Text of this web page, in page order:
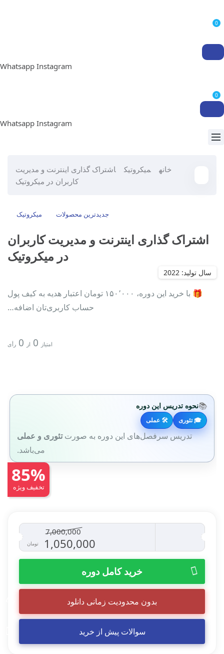
0
Whatsapp Instagram
0
Whatsapp Instagram
خانه میکروتیک
اشتراک گذاری اینترنت و مدیریت
کاربران در میکروتیک
جدیدترین محصولات میکروتیک
اشتراک گذاری اینترنت و مدیریت کاربران
در میکروتیک
🎁 با خرید این دوره، ۱۵۰٬۰۰۰ تومان اعتبار هدیه به کیف پول
حساب کاربری‌تان اضافه…
امتیاز 0 از 0 رأی
📚نحوه تدریس این دوره
🎓 تئوری 🛠 عملی
تدریس سرفصل‌های این دوره به صورتتئوری و عملی
می‌باشد.
85%
تخفیف ویژه
7,000,000قیمت
اصلی
7,000,000 تومان
بود.
1,050,000 تومان
قیمت
فعلی
است.
خرید کامل دوره
بدون محدودیت زمانی دانلود
سوالات پیش از خرید